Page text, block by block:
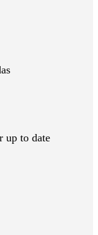
up to date